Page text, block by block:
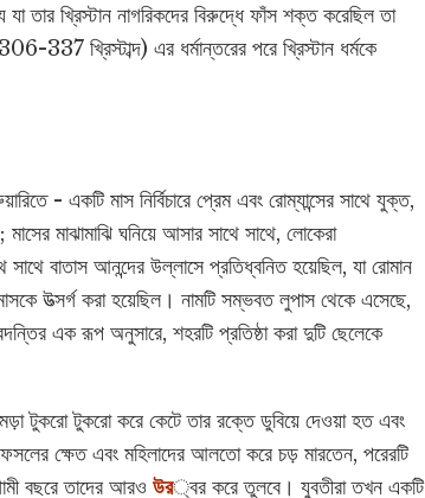
তার খ্রিস্টান নাগরিকদের বিরুদ্ধে ফাঁস শক্ত করেছিল তা
337 খ্রিস্টাব্দ) এর ধর্মান্তরের পরে খ্রিস্টান ধর্মকে
- একটি মাস নির্বিচারে প্রেম এবং রোম্যান্সের সাথে যুক্ত,
মাঝামাঝি ঘনিয়ে আসার সাথে সাথে, লোকেরা
বাতাস আনন্দের উল্লাসে প্রতিধ্বনিত হয়েছিল, যা রোমান
উত্সর্গ করা হয়েছিল। নামটি সম্ভবত লুপাস থেকে এসেছে,
এক রূপ অনুসারে, শহরটি প্রতিষ্ঠা করা দুটি ছেলেকে
টুকরো টুকরো করে কেটে তার রক্তে ডুবিয়ে দেওয়া হত এবং
ক্ষেত এবং মহিলাদের আলতো করে চড় মারতেন, পরেরটি
বছরে তাদের আরও উর্বর করে তুলবে। যুবতীরা তখন একটি